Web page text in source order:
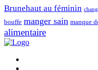
Brunehaut au féminin
bouffe manger sain manque
alimentaire